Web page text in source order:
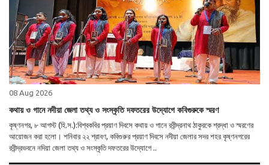
08 Aug 2026
কথায় ও গানে নদীয়া জেলা তথ্য ও সংস্কৃতি দফতরের উদ্যোগে কবিগুরুকে স্মরণ
কৃষ্ণনগর, ৮ আগস্ট (হি.স.):বিশ্বকবির প্রয়াণ দিবসে কথায় ও গানে রবীন্দ্রনাথ ঠাকুরকে শ্রদ্ধা ও স্মরণের
আয়োজন করা হলো। শনিবার ২২ শ্রাবণ, কবিগুরুর প্রয়াণ দিবসে নদীয়া জেলার সদর শহর কৃষ্ণনগরের
রবীন্দ্রভবনে নদিয়া জেলা তথ্য ও সংস্কৃতি দফতরের উদ্যোগে ..